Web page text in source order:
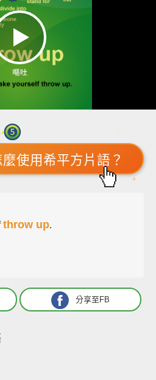
麼使用希平方片語？
throw up.
分享至FB